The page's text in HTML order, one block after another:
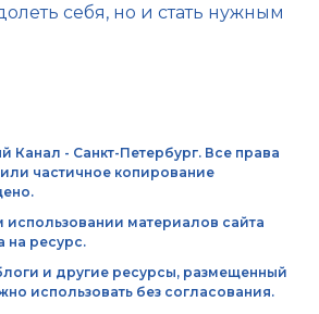
себя, но и стать нужным
Канал - Санкт-Петербург. Все права
частичное копирование
материалов сайта
на ресурс.
и другие ресурсы, размещенный
использовать без согласования.